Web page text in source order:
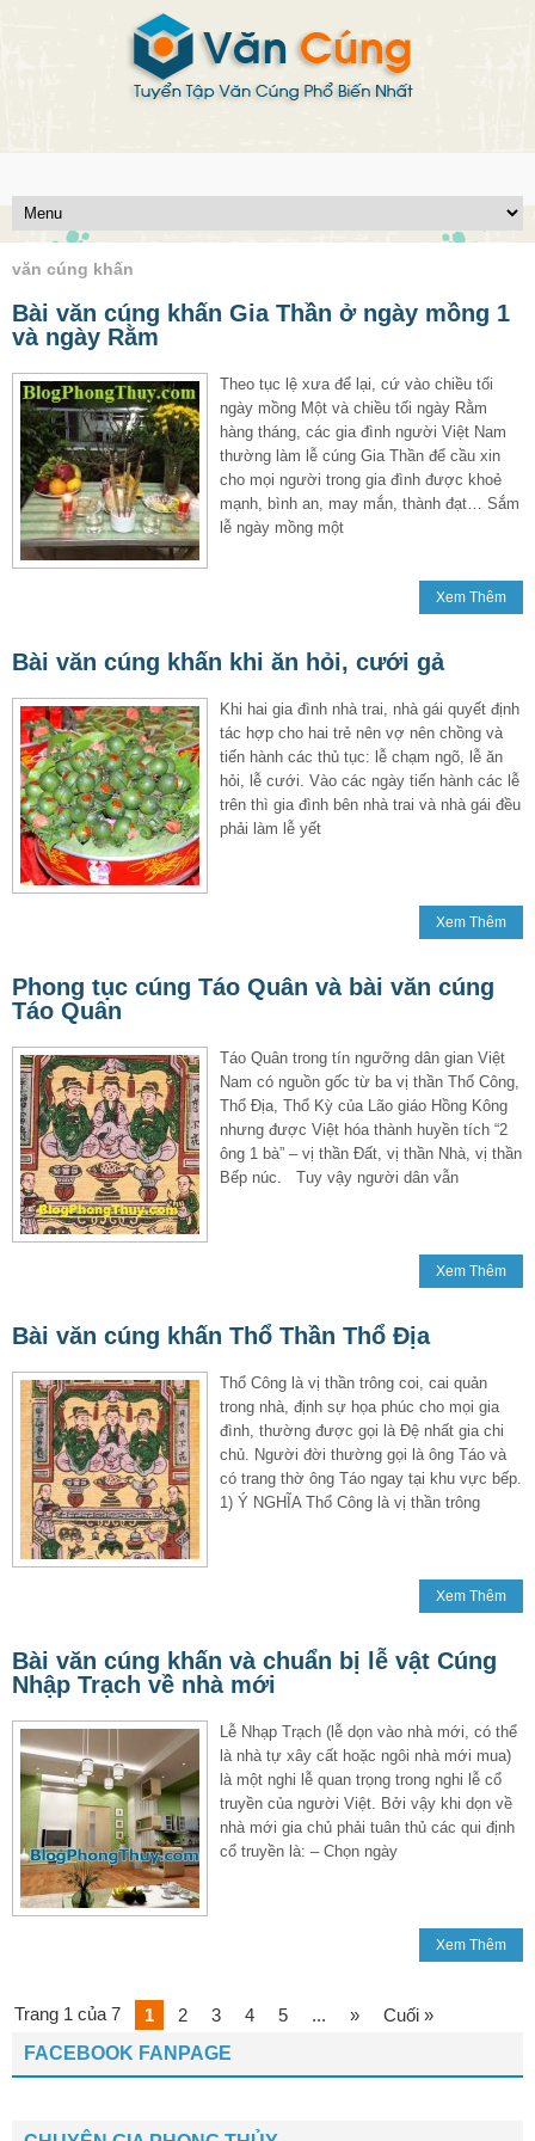
văn cúng khấn
Bài văn cúng khấn Gia Thần ở ngày mồng 1
và ngày Rằm
Theo tục lệ xưa để lại, cứ vào chiều tối
ngày mồng Một và chiều tối ngày Rằm
hàng tháng, các gia đình người Việt Nam
thường làm lễ cúng Gia Thần để cầu xin
cho mọi người trong gia đình được khoẻ
mạnh, bình an, may mắn, thành đạt… Sắm
lễ ngày mồng một
Xem Thêm
Bài văn cúng khấn khi ăn hỏi, cưới gả
Khi hai gia đình nhà trai, nhà gái quyết định
tác hợp cho hai trẻ nên vợ nên chồng và
tiến hành các thủ tục: lễ chạm ngõ, lễ ăn
hỏi, lễ cưới. Vào các ngày tiến hành các lễ
trên thì gia đình bên nhà trai và nhà gái đều
phải làm lễ yết
Xem Thêm
Phong tục cúng Táo Quân và bài văn cúng
Táo Quân
Táo Quân trong tín ngưỡng dân gian Việt
Nam có nguồn gốc từ ba vị thần Thổ Công,
Thổ Địa, Thổ Kỳ của Lão giáo Hồng Kông
nhưng được Việt hóa thành huyền tích “2
ông 1 bà” – vị thần Đất, vị thần Nhà, vị thần
Bếp núc. Tuy vậy người dân vẫn
Xem Thêm
Bài văn cúng khấn Thổ Thần Thổ Địa
Thổ Công là vị thần trông coi, cai quản
trong nhà, định sự họa phúc cho mọi gia
đình, thường được gọi là Đệ nhất gia chi
chủ. Người đời thường gọi là ông Táo và
có trang thờ ông Táo ngay tại khu vực bếp.
1) Ý NGHĨA Thổ Công là vị thần trông
Xem Thêm
Bài văn cúng khấn và chuẩn bị lễ vật Cúng
Nhập Trạch về nhà mới
Lễ Nhạp Trạch (lễ dọn vào nhà mới, có thể
là nhà tự xây cất hoặc ngôi nhà mới mua)
là một nghi lễ quan trọng trong nghi lễ cổ
truyền của người Việt. Bởi vậy khi dọn về
nhà mới gia chủ phải tuân thủ các qui định
cổ truyền là: – Chọn ngày
Xem Thêm
Trang 1 của 7 1 2 3 4 5 ... »
Cuối »
FACEBOOK FANPAGE